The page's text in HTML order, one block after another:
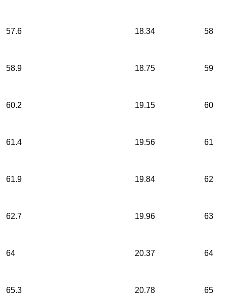
57.6 18.34 58
58.9 18.75 59
60.2 19.15 60
61.4 19.56 61
61.9 19.84 62
62.7 19.96 63
64 20.37 64
65.3 20.78 65